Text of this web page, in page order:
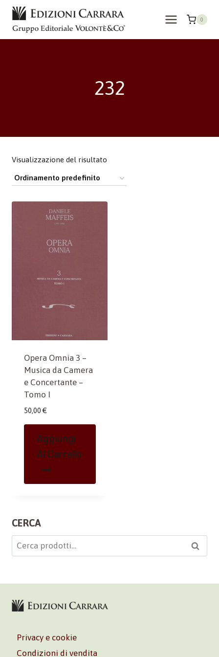
Salta
contenuto
0
232
Visualizzazione del risultato
Opera Omnia 3 –
Musica da Camera
e Concertante –
Tomo I
50,00 €
Aggiungi
Al Carrello
CERCA
Cerca: Cerca
Privacy e cookie
Condizioni di vendita